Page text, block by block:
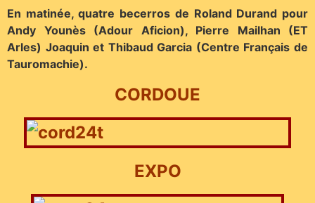
En matinée, quatre becerros de Roland Durand pour
Andy Younès (Adour Aficion), Pierre Mailhan (ET
Arles) Joaquin et Thibaud Garcia (Centre Français de
Tauromachie).
CORDOUE
EXPO